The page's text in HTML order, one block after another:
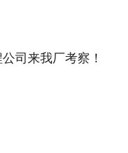
司来我厂考察！